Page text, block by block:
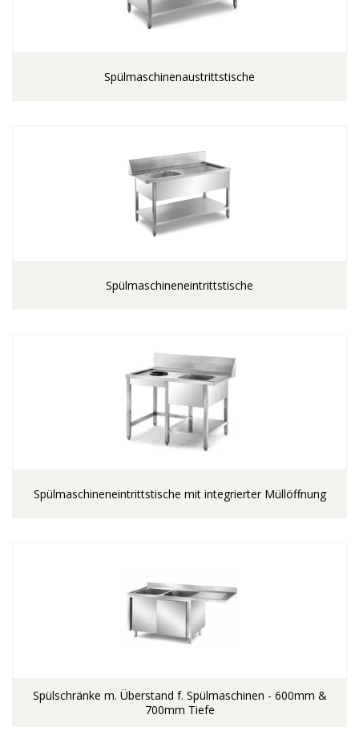
Spülmaschinenaustrittstische
Spülmaschineneintrittstische
Spülmaschineneintrittstische mit integrierter Müllöffnung
Spülschränke m. Überstand f. Spülmaschinen - 600mm &
700mm Tiefe